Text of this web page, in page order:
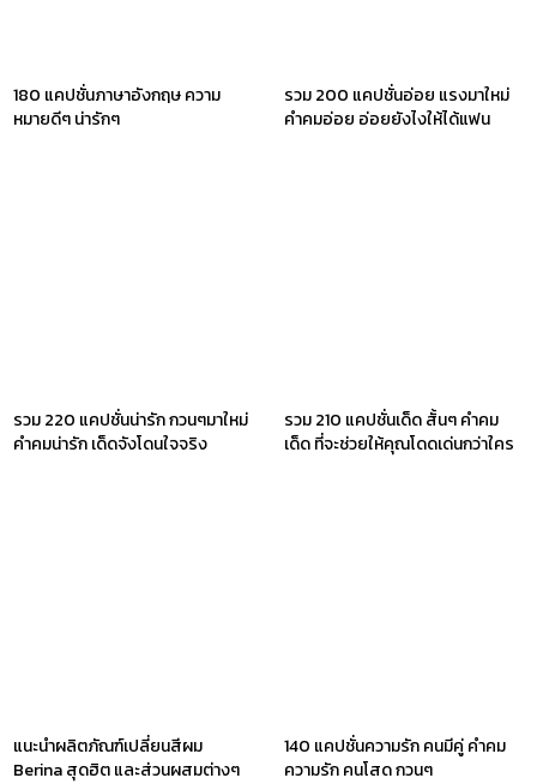
180 แคปชั่นภาษาอังกฤษ ความ
หมายดีๆ น่ารักๆ
รวม 200 แคปชั่นอ่อย แรงมาใหม่
คำคมอ่อย อ่อยยังไงให้ได้แฟน
รวม 220 แคปชั่นน่ารัก กวนๆมาใหม่
คำคมน่ารัก เด็ดจังโดนใจจริง
รวม 210 แคปชั่นเด็ด สั้นๆ คำคม
เด็ด ที่จะช่วยให้คุณโดดเด่นกว่าใคร
แนะนำผลิตภัณฑ์เปลี่ยนสีผม
Berina สุดฮิต และส่วนผสมต่างๆ
140 แคปชั่นความรัก คนมีคู่ คำคม
ความรัก คนโสด กวนๆ